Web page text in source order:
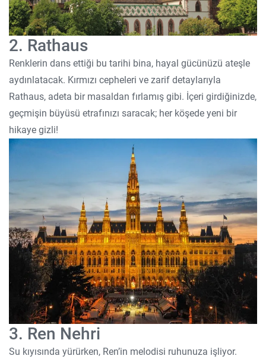
2. Rathaus
Renklerin dans ettiği bu tarihi bina, hayal gücünüzü ateşle
aydınlatacak. Kırmızı cepheleri ve zarif detaylarıyla
Rathaus, adeta bir masaldan fırlamış gibi. İçeri girdiğinizde,
geçmişin büyüsü etrafınızı saracak; her köşede yeni bir
hikaye gizli!
3. Ren Nehri
Su kıyısında yürürken, Ren’in melodisi ruhunuza işliyor.